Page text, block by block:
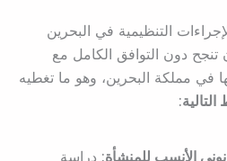
التنظيمية في البحرين
تنجح دون التوافق الكامل مع
في مملكة البحرين، وهو ما تغطيه